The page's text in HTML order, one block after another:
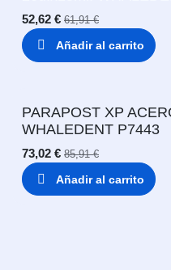
52,62 € 61,91€
Añadir al carrito
PARAPOST XP
WHALEDENT P7443
73,02 € 85,91€
Añadir al carrito